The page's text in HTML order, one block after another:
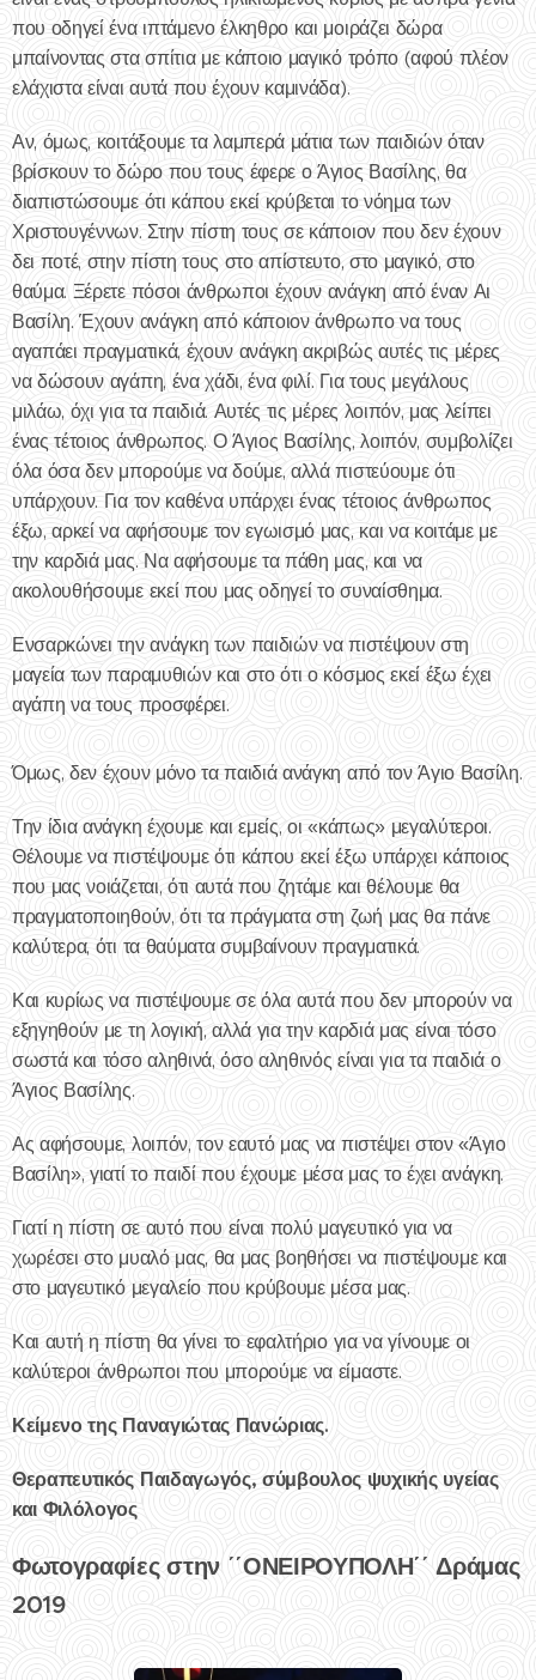
που οδηγεί ένα ιπτάμενο έλκηθρο και μοιράζει δώρα
μπαίνοντας στα σπίτια με κάποιο μαγικό τρόπο (αφού πλέον
ελάχιστα είναι αυτά που έχουν καμινάδα).
Αν, όμως, κοιτάξουμε τα λαμπερά μάτια των παιδιών όταν
βρίσκουν το δώρο που τους έφερε ο Άγιος Βασίλης, θα
διαπιστώσουμε ότι κάπου εκεί κρύβεται το νόημα των
Χριστουγέννων. Στην πίστη τους σε κάποιον που δεν έχουν
δει ποτέ, στην πίστη τους στο απίστευτο, στο μαγικό, στο
θαύμα. Ξέρετε πόσοι άνθρωποι έχουν ανάγκη από έναν Αι
Βασίλη. Έχουν ανάγκη από κάποιον άνθρωπο να τους
αγαπάει πραγματικά, έχουν ανάγκη ακριβώς αυτές τις μέρες
να δώσουν αγάπη, ένα χάδι, ένα φιλί. Για τους μεγάλους
μιλάω, όχι για τα παιδιά. Αυτές τις μέρες λοιπόν, μας λείπει
ένας τέτοιος άνθρωπος. Ο Άγιος Βασίλης, λοιπόν, συμβολίζει
όλα όσα δεν μπορούμε να δούμε, αλλά πιστεύουμε ότι
υπάρχουν. Για τον καθένα υπάρχει ένας τέτοιος άνθρωπος
έξω, αρκεί να αφήσουμε τον εγωισμό μας, και να κοιτάμε με
την καρδιά μας. Να αφήσουμε τα πάθη μας, και να
ακολουθήσουμε εκεί που μας οδηγεί το συναίσθημα.
Ενσαρκώνει την ανάγκη των παιδιών να πιστέψουν στη
μαγεία των παραμυθιών και στο ότι ο κόσμος εκεί έξω έχει
αγάπη να τους προσφέρει.
Όμως, δεν έχουν μόνο τα παιδιά ανάγκη από τον Άγιο Βασίλη.
Την ίδια ανάγκη έχουμε και εμείς, οι «κάπως» μεγαλύτεροι.
Θέλουμε να πιστέψουμε ότι κάπου εκεί έξω υπάρχει κάποιος
που μας νοιάζεται, ότι αυτά που ζητάμε και θέλουμε θα
πραγματοποιηθούν, ότι τα πράγματα στη ζωή μας θα πάνε
καλύτερα, ότι τα θαύματα συμβαίνουν πραγματικά.
Και κυρίως να πιστέψουμε σε όλα αυτά που δεν μπορούν να
εξηγηθούν με τη λογική, αλλά για την καρδιά μας είναι τόσο
σωστά και τόσο αληθινά, όσο αληθινός είναι για τα παιδιά ο
Άγιος Βασίλης.
Ας αφήσουμε, λοιπόν, τον εαυτό μας να πιστέψει στον «Άγιο
Βασίλη», γιατί το παιδί που έχουμε μέσα μας το έχει ανάγκη.
Γιατί η πίστη σε αυτό που είναι πολύ μαγευτικό για να
χωρέσει στο μυαλό μας, θα μας βοηθήσει να πιστέψουμε και
στο μαγευτικό μεγαλείο που κρύβουμε μέσα μας.
Και αυτή η πίστη θα γίνει το εφαλτήριο για να γίνουμε οι
καλύτεροι άνθρωποι που μπορούμε να είμαστε.
Κείμενο της Παναγιώτας Πανώριας.
Θεραπευτικός Παιδαγωγός, σύμβουλος ψυχικής υγείας
και Φιλόλογος
Φωτογραφίες στην ΄΄ΟΝΕΙΡΟΥΠΟΛΗ΄΄ Δράμας
2019